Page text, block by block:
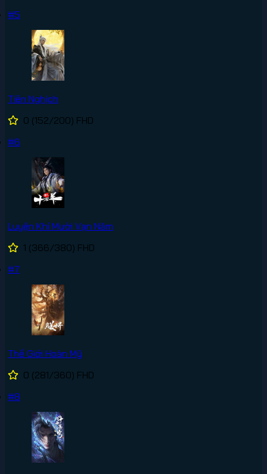
#5
Tiên Nghịch
0 (152/200) FHD
#6
Luyện Khí Mười Vạn Năm
1 (366/380) FHD
#7
Thế Giới Hoàn Mỹ
0 (281/360) FHD
#8